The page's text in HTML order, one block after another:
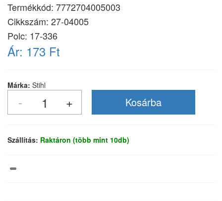
Termékkód: 7772704005003
Cikkszám: 27-04005
Polc: 17-336
Ár: 173 Ft
Márka: Stihl
Szállítás: Raktáron (több mint 10db)